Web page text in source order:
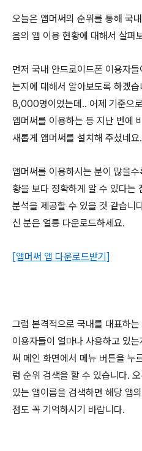
오늘은 앱머써의 순위를 통해 국
음의 앱 이용 현황에 대해서 살펴
먼저 국내 안드로이드폰 이용자
는지에 대해서 알아보도록 하겠습
8,000명이었는데.. 어제 기준으
앱머써를 이용하는 등 지난 번에
새롭게 앱머써를 설치해 주셨네요.
앱머써를 이용하시는 분이 많을
황을 보다 정확하게 알 수 있다는
분석을 제공할 수 있을 것 같습니
신 분은 얼릉 다운로드하세요.
[앱머써 앱 다운로드받기]
그럼 본격적으로 국내를 대표하
이용자들이 얼마나 사용하고 있
써 메인 화면에서 메뉴 버튼을 누
럼 순위 검색을 할 수 있습니다.
있는 앱이름을 검색하면 해당 앱
점도 꼭 기억하시기 바랍니다.